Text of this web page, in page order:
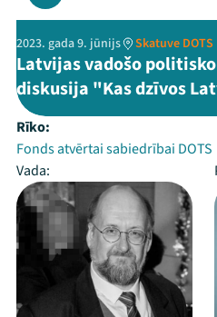
2023. gada 9. jūnijs Skatuve DOTS
Latvijas vadošo
diskusija "Kas dzīvos
Rīko:
Fonds atvērtai sabiedrībai DOTS
Vada: